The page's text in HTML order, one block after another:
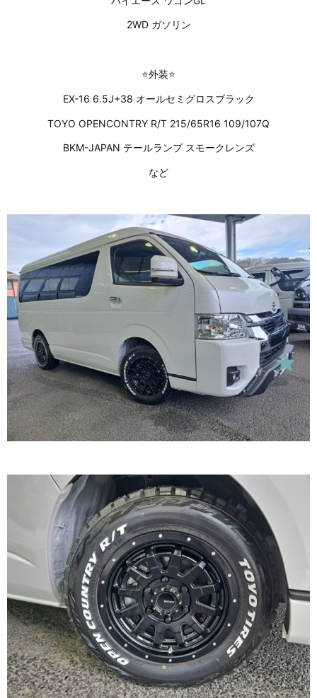
2WD ガソリン
⭐外装⭐
EX-16 6.5J+38 オールセミグロスブラック
TOYO OPENCONTRY R/T 215/65R16 109/107Q
BKM-JAPAN テールランプ スモークレンズ
など